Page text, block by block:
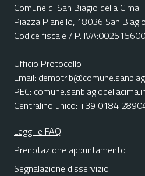
Comune di San Biagio della Cima
Piazza Pianello, 18036 San
Codice fiscale / P.
Ufficio Protocollo
Email:
PEC:
Centralino unico: +39 0184
Leggi le FAQ
Prenotazione appuntamento
Segnalazione disservizio